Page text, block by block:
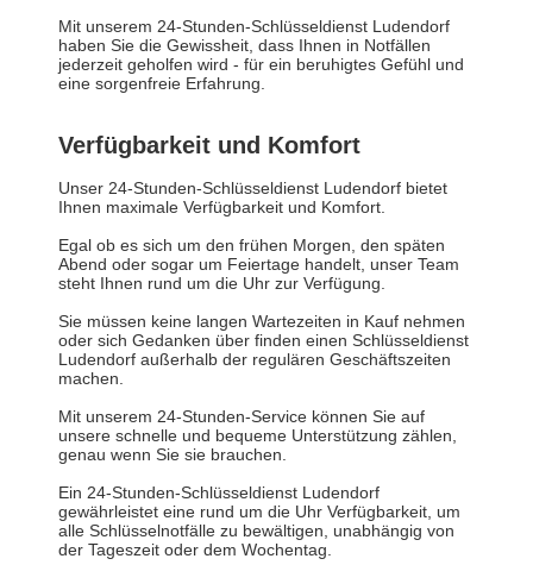
Mit unserem 24-Stunden-Schlüsseldienst Ludendorf
haben Sie die Gewissheit, dass Ihnen in Notfällen
jederzeit geholfen wird - für ein beruhigtes Gefühl und
eine sorgenfreie Erfahrung.
Verfügbarkeit und Komfort
Unser 24-Stunden-Schlüsseldienst Ludendorf bietet
Ihnen maximale Verfügbarkeit und Komfort.
Egal ob es sich um den frühen Morgen, den späten
Abend oder sogar um Feiertage handelt, unser Team
steht Ihnen rund um die Uhr zur Verfügung.
Sie müssen keine langen Wartezeiten in Kauf nehmen
oder sich Gedanken über finden einen Schlüsseldienst
Ludendorf außerhalb der regulären Geschäftszeiten
machen.
Mit unserem 24-Stunden-Service können Sie auf
unsere schnelle und bequeme Unterstützung zählen,
genau wenn Sie sie brauchen.
Ein 24-Stunden-Schlüsseldienst Ludendorf
gewährleistet eine rund um die Uhr Verfügbarkeit, um
alle Schlüsselnotfälle zu bewältigen, unabhängig von
der Tageszeit oder dem Wochentag.